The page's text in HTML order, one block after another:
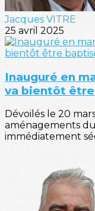
Jacques VITRE
25 avril 2025
Inauguré en
va bientôt
Dévoilés le 20
aménagements
immédiatement